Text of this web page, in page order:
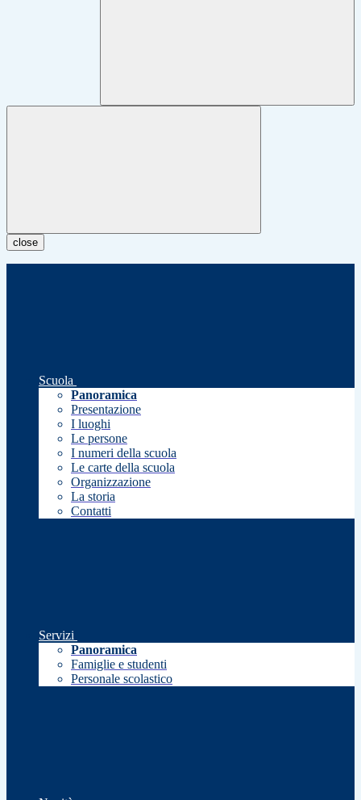
close
Scuola
Panoramica
Presentazione
I luoghi
Le persone
I numeri della scuola
Le carte della scuola
Organizzazione
La storia
Contatti
Servizi
Panoramica
Famiglie e studenti
Personale scolastico